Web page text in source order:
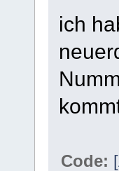
ich
Code: